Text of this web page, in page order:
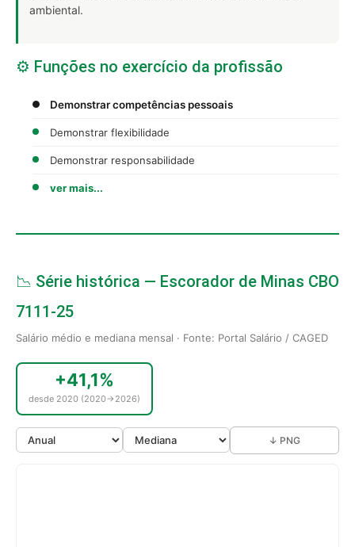
ambiental.
⚙️ Funções no exercício da profissão
Demonstrar competências pessoais
Demonstrar flexibilidade
Demonstrar responsabilidade
ver mais...
📉 Série histórica — Escorador de Minas CBO
7111-25
Salário médio e mediana mensal · Fonte: Portal Salário / CAGED
+41,1%
desde 2020 (2020→2026)
↓ PNG